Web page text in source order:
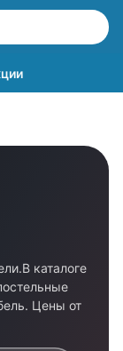
каталоге
Цены от